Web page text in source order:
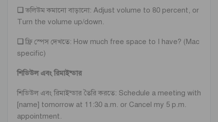
❏ ভলিউম কমানো বাড়ানো: Adjust volume to 80 percent, or
Turn the volume up/down.
❏ফ্রি স্পেস দেখতে: How much free space to I have? (Mac
specific)
শিডিউল এবং রিমাইন্ডার
শিডিউল এবং রিমাইন্ডার তৈরি করতে: Schedule a meeting with
[name] tomorrow at 11:30 a.m. or Cancel my 5 p.m.
appointment.